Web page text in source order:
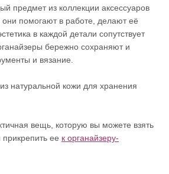
предмет из коллекции аксессуаров
они помогают в работе, делают её
в каждой детали сопутствует
бережно сохраняют и
и вязание.
натуральной кожи для хранения
вещь, которую вы можете взять
ее к органайзеру-